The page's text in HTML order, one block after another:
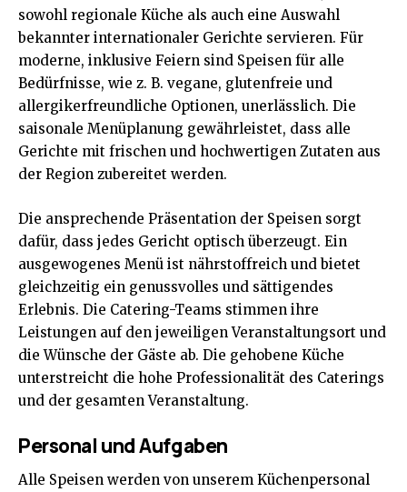
sowohl regionale Küche als auch eine Auswahl
bekannter internationaler Gerichte servieren. Für
moderne, inklusive Feiern sind Speisen für alle
Bedürfnisse, wie z. B. vegane, glutenfreie und
allergikerfreundliche Optionen, unerlässlich. Die
saisonale Menüplanung gewährleistet, dass alle
Gerichte mit frischen und hochwertigen Zutaten aus
der Region zubereitet werden.
Die ansprechende Präsentation der Speisen sorgt
dafür, dass jedes Gericht optisch überzeugt. Ein
ausgewogenes Menü ist nährstoffreich und bietet
gleichzeitig ein genussvolles und sättigendes
Erlebnis. Die Catering-Teams stimmen ihre
Leistungen auf den jeweiligen Veranstaltungsort und
die Wünsche der Gäste ab. Die gehobene Küche
unterstreicht die hohe Professionalität des Caterings
und der gesamten Veranstaltung.
Personal und Aufgaben
Alle Speisen werden von unserem Küchenpersonal